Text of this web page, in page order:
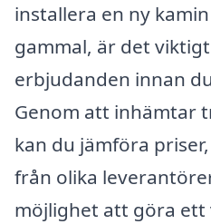
installera en ny
gammal, är det
erbjudanden innan
Genom att inhämtar
kan du jämföra
från olika
möjlighet att göra ett